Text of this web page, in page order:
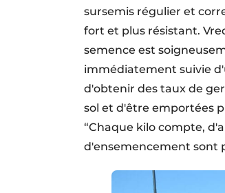
sursemis régulier et
fort et plus résistant.
semence est
immédiatement suivie
d'obtenir des taux de
sol et d'être emportées
“Chaque kilo compte,
d'ensemencement sont